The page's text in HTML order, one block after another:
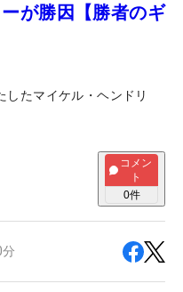
が勝因【勝者のギ
したマイケル・ヘンドリ
コメン
ト
0件